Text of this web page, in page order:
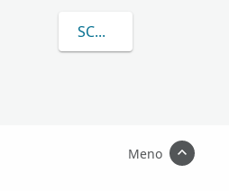
SCOPRI DI PIÙ SU
Meno